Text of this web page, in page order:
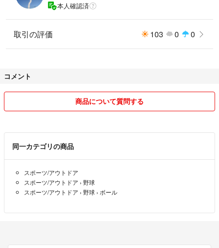
本人確認済
取引の評価 103 0 0
コメント
商品について質問する
同一カテゴリの商品
スポーツ/アウトドア
スポーツ/アウトドア › 野球
スポーツ/アウトドア › 野球 › ボール